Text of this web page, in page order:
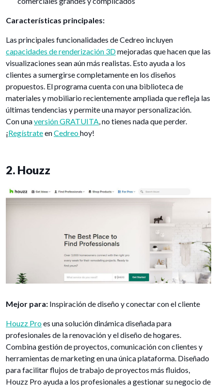
Características principales:
Las principales funcionalidades de Cedreo incluyen
capacidades de renderización 3Dmejoradas que hacen que las
visualizaciones sean aún más realistas. Esto ayuda a los
clientes a sumergirse completamente en los diseños
propuestos. El programa cuenta con una biblioteca de
materiales y mobiliario recientemente ampliada que refleja las
últimas tendencias y permite una mayor personalización.
Con unaversión GRATUITA, no tienes nada que perder.
¡RegístrateenCedreohoy!
2. Houzz
Mejor para: Inspiración de diseño y conectar con el cliente
Houzz Proes una solución dinámica diseñada para
profesionales de la renovación y el diseño de hogares.
Combina gestión de proyectos, comunicación con clientes y
herramientas de marketing en una única plataforma. Diseñado
para facilitar flujos de trabajo de proyectos más fluidos,
Houzz Pro ayuda a los profesionales a gestionar su negocio de